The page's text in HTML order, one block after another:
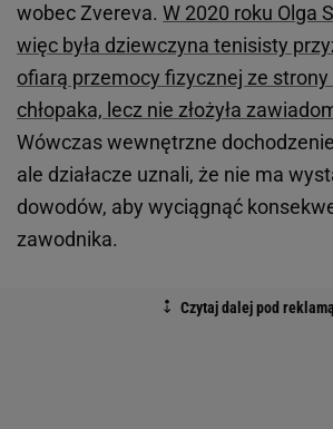
wobec Zvereva. W 2020 roku Olga
więc była dziewczyna tenisisty
ofiarą przemocy fizycznej ze
chłopaka, lecz nie złożyła
Wówczas wewnętrzne dochodzenie
ale działacze uznali, że nie ma
dowodów, aby wyciągnąć
zawodnika.